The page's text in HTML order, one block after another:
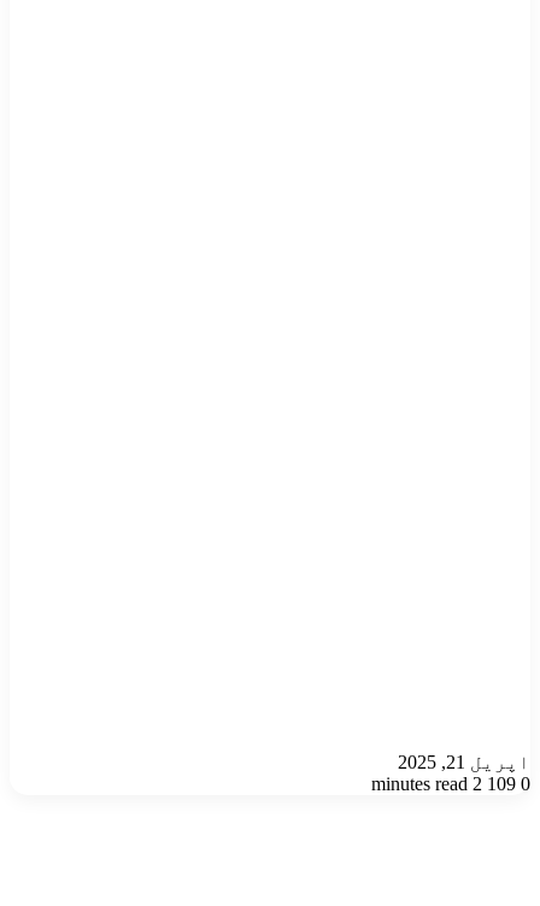
اپریل 21, 2025
0
2 minutes read